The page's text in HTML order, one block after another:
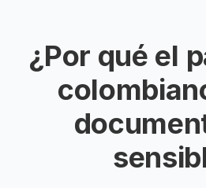
¿Por qué el